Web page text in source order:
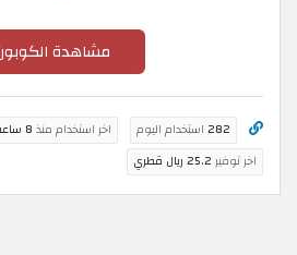
مشاهدة
282 استخدام اليوم اخر استخدام منذ 8 ساعة
اخر توفير 25.2 ريال قطري